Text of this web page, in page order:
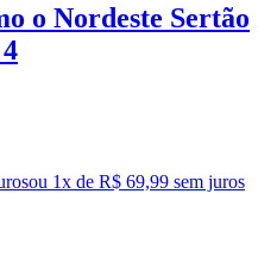
o Nordeste Sertão
ou 1x de R$ 69,99 sem juros